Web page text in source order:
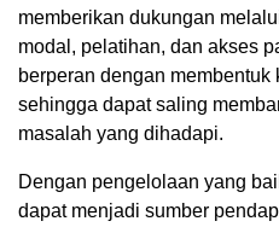
memberikan dukungan
modal, pelatihan, dan akses
berperan dengan
sehingga dapat saling
masalah yang dihadapi.
Dengan pengelolaan yang
dapat menjadi sumber